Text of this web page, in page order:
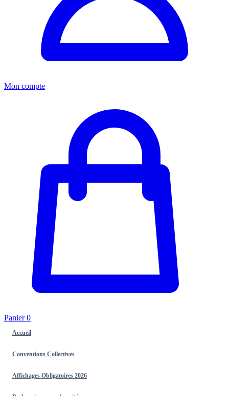
Mon compte
Panier0
Accueil
Conventions Collectives
Affichages Obligatoires 2026